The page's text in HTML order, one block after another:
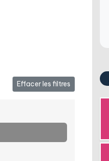
Effacer les filtres